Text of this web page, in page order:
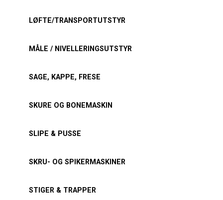
LØFTE/TRANSPORTUTSTYR
MÅLE / NIVELLERINGSUTSTYR
SAGE, KAPPE, FRESE
SKURE OG BONEMASKIN
SLIPE & PUSSE
SKRU- OG SPIKERMASKINER
STIGER & TRAPPER